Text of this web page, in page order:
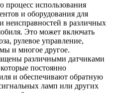
процесс использования
и оборудования для
неисправностей в различных
Это может включать
рулевое управление,
и многое другое.
различными датчиками
постоянно
и обеспечивают обратную
ламп или других